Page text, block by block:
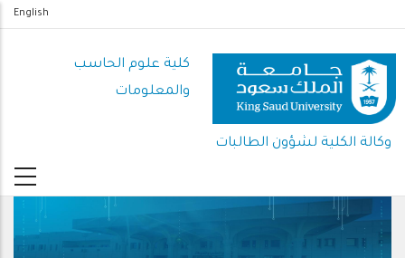
المحتوى
الرئيسي
English
كلية علوم الحاسب
والمعلومات
وكالة الكلية لشؤون الطالبات